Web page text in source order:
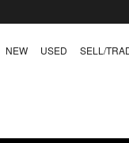
NEW USED SELL/